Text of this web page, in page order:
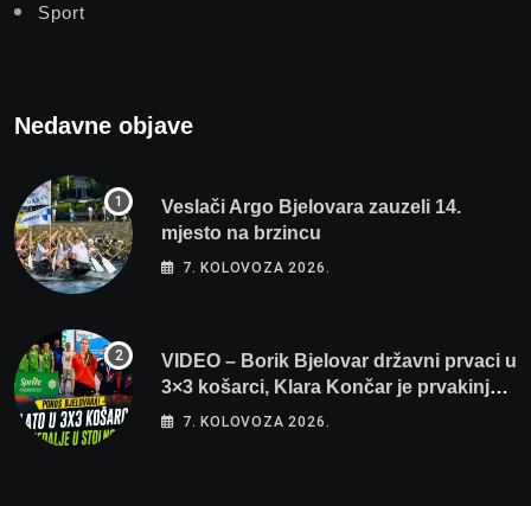
Sport
Nedavne objave
Veslači Argo Bjelovara zauzeli 14.
mjesto na brzincu
7. KOLOVOZA 2026.
VIDEO – Borik Bjelovar državni prvaci u
3×3 košarci, Klara Končar je prvakinja
Hrvatske u stolnom tenisu!
7. KOLOVOZA 2026.